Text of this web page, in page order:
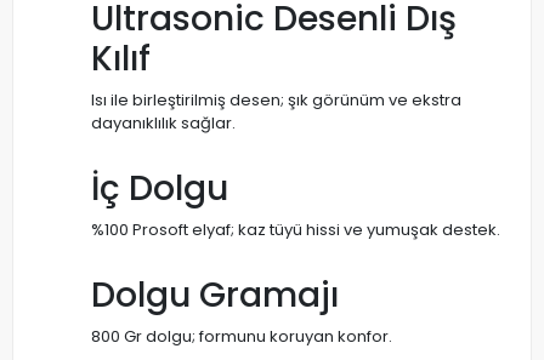
Ultrasonic Desenli Dış
Kılıf
Isı ile birleştirilmiş desen; şık görünüm ve ekstra
dayanıklılık sağlar.
İç Dolgu
%100 Prosoft elyaf; kaz tüyü hissi ve yumuşak destek.
Dolgu Gramajı
800 Gr dolgu; formunu koruyan konfor.